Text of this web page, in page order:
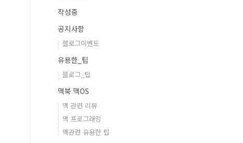
작성중
공지사항
블로그이벤트
유용한_팁
블로그_팁
맥북 맥OS
맥 관련 리뷰
맥 프로그래밍
맥관련 유용한 팁